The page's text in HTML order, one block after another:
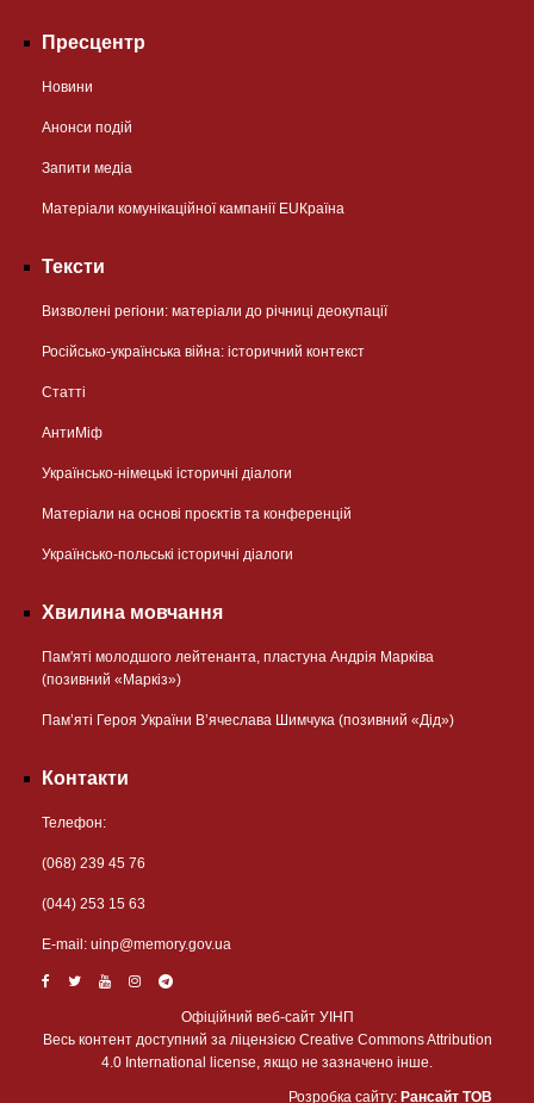
Пресцентр
Новини
Анонси подій
Запити медіа
Матеріали комунікаційної кампанії EUКраїна
Тексти
Визволені регіони: матеріали до річниці деокупації
Російсько-українська війна: історичний контекст
Статті
АнтиМіф
Українсько-німецькі історичні діалоги
Матеріали на основі проєктів та конференцій
Українсько-польські історичні діалоги
Хвилина мовчання
Пам'яті молодшого лейтенанта, пластуна Андрія Марківа
(позивний «Маркіз»)
Пам’яті Героя України В’ячеслава Шимчука (позивний «Дід»)
Контакти
Телефон:
(068) 239 45 76
(044) 253 15 63
Е-mail: uinp@memory.gov.ua
Офіційний веб-сайт УІНП
Весь контент доступний за ліцензією Creative Commons Attribution
4.0 International license, якщо не зазначено інше.
Розробка сайту: Рансайт ТОВ